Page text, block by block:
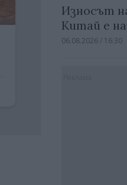
Износът
Китай е
06.08.2026 / 16:30